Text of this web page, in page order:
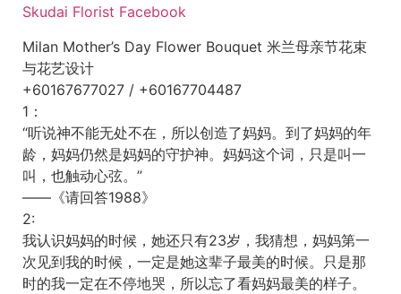
Skudai Florist Facebook
Milan Mother’s Day Flower Bouquet 米兰母亲节花束
与花艺设计
+60167677027 / +60167704487
1：
“听说神不能无处不在，所以创造了妈妈。到了妈妈的年
龄，妈妈仍然是妈妈的守护神。妈妈这个词，只是叫一
叫，也触动心弦。”
——《请回答1988》
2:
我认识妈妈的时候，她还只有23岁，我猜想，妈妈第一
次见到我的时候，一定是她这辈子最美的时候。只是那
时的我一定在不停地哭，所以忘了看妈妈最美的样子。